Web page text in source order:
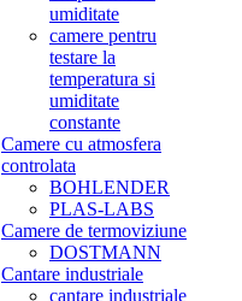
umiditate
camere pentru
testare la
temperatura si
umiditate
constante
Camere cu atmosfera
controlata
BOHLENDER
PLAS-LABS
Camere de termoviziune
DOSTMANN
Cantare industriale
cantare industriale